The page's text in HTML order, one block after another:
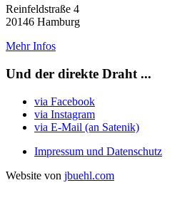
Reinfeldstraße 4
20146 Hamburg
Mehr Infos
Und der direkte Draht ...
via Facebook
via Instagram
via E-Mail (an Satenik)
Impressum und Datenschutz
Website von jbuehl.com